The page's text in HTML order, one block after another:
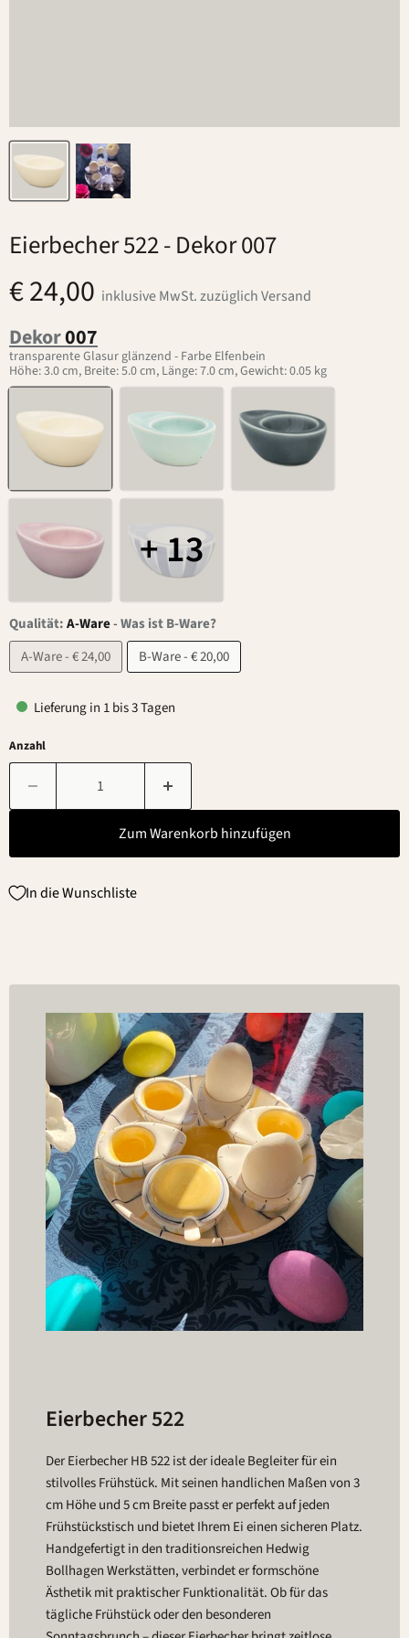
Eierbecher 522- Dekor 007
€ 24,00 inklusive MwSt. zuzüglich Versand
Dekor007
transparente Glasur glänzend - Farbe Elfenbein
Höhe: 3.0 cm, Breite: 5.0 cm, Länge: 7.0 cm, Gewicht: 0.05 kg
+ 13
Qualität:A-Ware-Was ist B-Ware?
A-Ware - € 24,00
B-Ware - € 20,00
Lieferung in 1 bis 3 Tagen
Anzahl
Zum Warenkorb hinzufügen
In die Wunschliste
Eierbecher 522
Der Eierbecher HB 522 ist der ideale Begleiter für ein
stilvolles Frühstück. Mit seinen handlichen Maßen von 3
cm Höhe und 5 cm Breite passt er perfekt auf jeden
Frühstückstisch und bietet Ihrem Ei einen sicheren Platz.
Handgefertigt in den traditionsreichen Hedwig
Bollhagen Werkstätten, verbindet er formschöne
Ästhetik mit praktischer Funktionalität. Ob für das
tägliche Frühstück oder den besonderen